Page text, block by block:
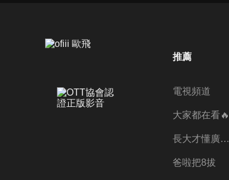
推薦
電視頻道
大家都在看🔥
長大才懂廣志的偉大
爸啦把8拔